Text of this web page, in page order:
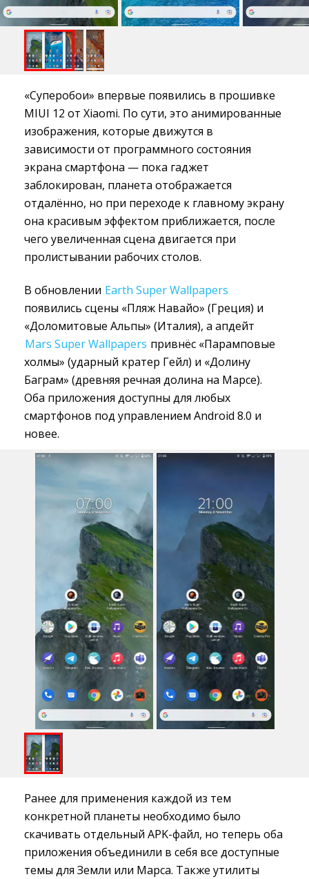
«Суперобои» впервые появились в прошивке
MIUI 12 от Xiaomi. По сути, это анимированные
изображения, которые движутся в
зависимости от программного состояния
экрана смартфона — пока гаджет
заблокирован, планета отображается
отдалённо, но при переходе к главному экрану
она красивым эффектом приближается, после
чего увеличенная сцена двигается при
пролистывании рабочих столов.
В обновлении Earth Super Wallpapers
появились сцены «Пляж Навайо» (Греция) и
«Доломитовые Альпы» (Италия), а апдейт
Mars Super Wallpapers привнёс «Парамповые
холмы» (ударный кратер Гейл) и «Долину
Баграм» (древняя речная долина на Марсе).
Оба приложения доступны для любых
смартфонов под управлением Android 8.0 и
новее.
Ранее для применения каждой из тем
конкретной планеты необходимо было
скачивать отдельный APK-файл, но теперь оба
приложения объединили в себя все доступные
темы для Земли или Марса. Также утилиты